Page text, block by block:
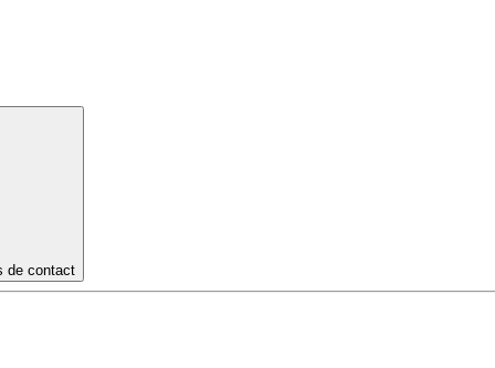
de contact